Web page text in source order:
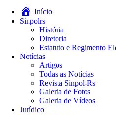
Início
Sinpolrs
História
Diretoria
Estatuto e Regimento
Notícias
Artigos
Todas as Notícias
Revista Sinpol-Rs
Galeria de Fotos
Galeria de Vídeos
Jurídico